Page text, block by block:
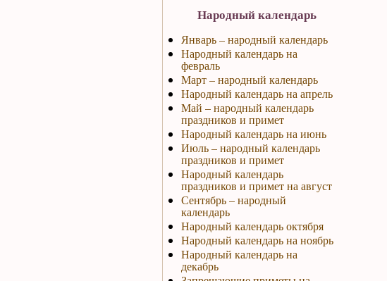
Народный календарь
Январь – народный календарь
Народный календарь на
февраль
Март – народный календарь
Народный календарь на апрель
Май – народный календарь
праздников и примет
Народный календарь на июнь
Июль – народный календарь
праздников и примет
Народный календарь
праздников и примет на август
Сентябрь – народный
календарь
Народный календарь октября
Народный календарь на ноябрь
Народный календарь на
декабрь